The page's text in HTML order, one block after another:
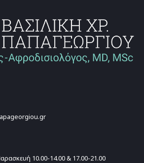
10.00-14.00 & 17.00-21.00